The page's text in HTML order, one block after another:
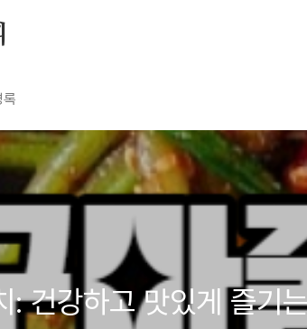
록
: 건강하고 맛있게 즐기